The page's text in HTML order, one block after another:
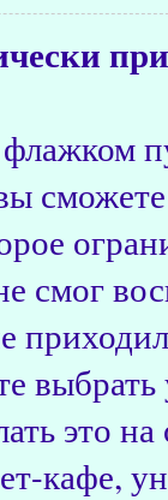
смог
это
кафе,